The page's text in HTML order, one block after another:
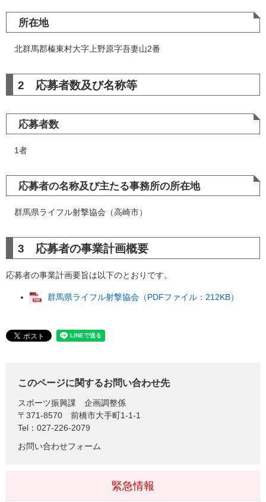
所在地
北群馬郡榛東村大字上野原字吾妻山2番
2 応募者数及び名称等
応募者数
1者
応募者の名称及び主たる事務所の所在地
群馬県ライフル射撃協会（高崎市）
3 応募者の事業計画概要
応募者の事業計画要旨は以下のとおりです。
群馬県ライフル射撃協会（PDFファイル：212KB）
このページに関するお問い合わせ先
スポーツ振興課
企画調整係
〒371-8570
前橋市大手町1-1-1
Tel：027-226-2079
お問い合わせフォーム
緊急情報